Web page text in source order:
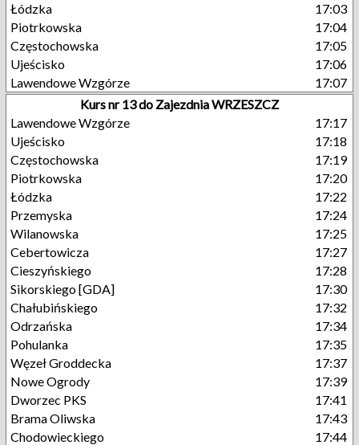
Łódzka
17:03
Piotrkowska
17:04
Częstochowska
17:05
Ujeścisko
17:06
Lawendowe Wzgórze
17:07
Kurs nr 13 do Zajezdnia WRZESZCZ
Lawendowe Wzgórze
17:17
Ujeścisko
17:18
Częstochowska
17:19
Piotrkowska
17:20
Łódzka
17:22
Przemyska
17:24
Wilanowska
17:25
Cebertowicza
17:27
Cieszyńskiego
17:28
Sikorskiego [GDA]
17:30
Chałubińskiego
17:32
Odrzańska
17:34
Pohulanka
17:35
Węzeł Groddecka
17:37
Nowe Ogrody
17:39
Dworzec PKS
17:41
Brama Oliwska
17:43
Chodowieckiego
17:44